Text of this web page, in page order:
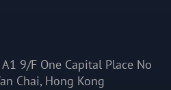
9/F One Capital Place No
Chai, Hong Kong